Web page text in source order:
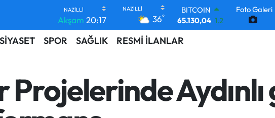
Akşam 20:17 36°
DOLAR
47,7106 0.17
EURO
55,1652
6618.49
2.12
BİST100
13.773
Foto Galeri
SİYASET SPOR SAĞLIK RESMİ İLANLAR
Projelerinde